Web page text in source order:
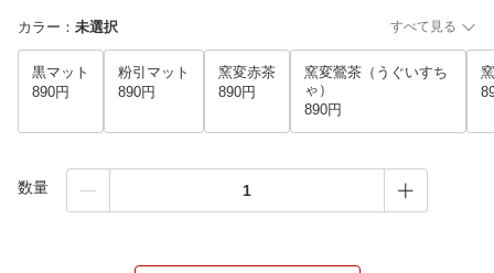
カラー ： 未選択 すべて見る
黒マット
890円
粉引マット
890円
窯変赤茶
890円
窯変鶯茶（うぐいすち
ゃ）
890円
数量